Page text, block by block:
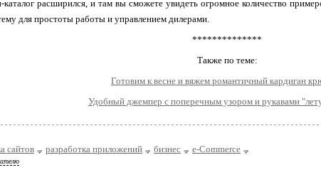
расширился, и там вы сможете увидеть огромное количество
для простоты работы и управлением дилерами.
**************
Также по теме:
Готовим к весне и вяжем романтичный кардиган
Удобный джемпер с поперечным узором и рукавами
сайтов разработка приложений бизнес e-Commerce